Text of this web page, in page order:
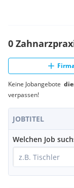
0
Keine Jobangebote
verpassen!
JOBTITEL
Welchen Job